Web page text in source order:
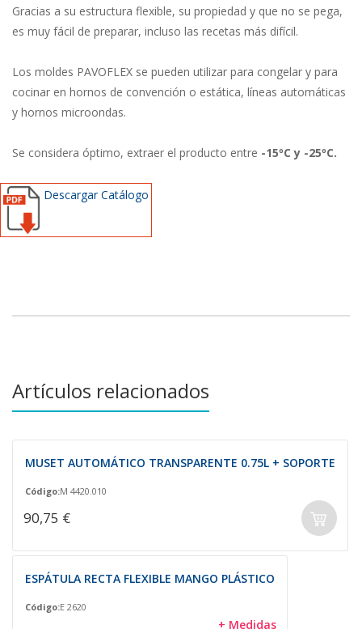
Gracias a su estructura flexible, su propiedad y que no se pega,
es muy fácil de preparar, incluso las recetas más difícil.
Los moldes PAVOFLEX se pueden utilizar para congelar y para
cocinar en hornos de convención o estática, líneas automáticas
y hornos microondas.
Se considera óptimo, extraer el producto entre -15ºC y -25ºC.
Descargar Catálogo
Artículos relacionados
MUSET AUTOMÁTICO TRANSPARENTE 0.75L + SOPORTE
Código:M 4420.010
90,75 €
ESPÁTULA RECTA FLEXIBLE MANGO PLÁSTICO
Código:E 2620
+ Medidas